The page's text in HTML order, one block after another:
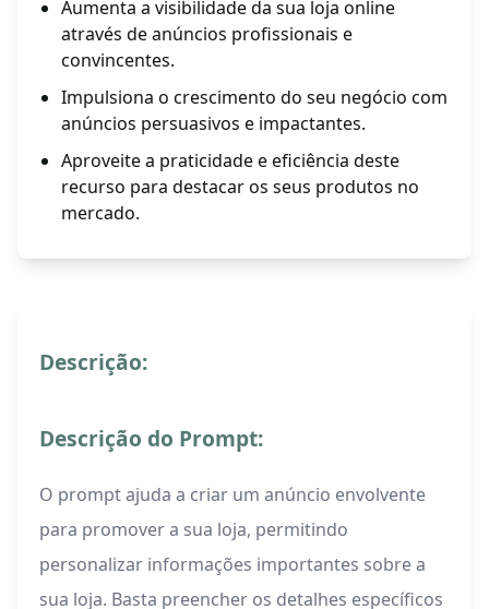
Aumenta a visibilidade da sua loja online
através de anúncios profissionais e
convincentes.
Impulsiona o crescimento do seu negócio com
anúncios persuasivos e impactantes.
Aproveite a praticidade e eficiência deste
recurso para destacar os seus produtos no
mercado.
Descrição:
Descrição do Prompt:
O prompt ajuda a criar um anúncio envolvente
para promover a sua loja, permitindo
personalizar informações importantes sobre a
sua loja. Basta preencher os detalhes específicos